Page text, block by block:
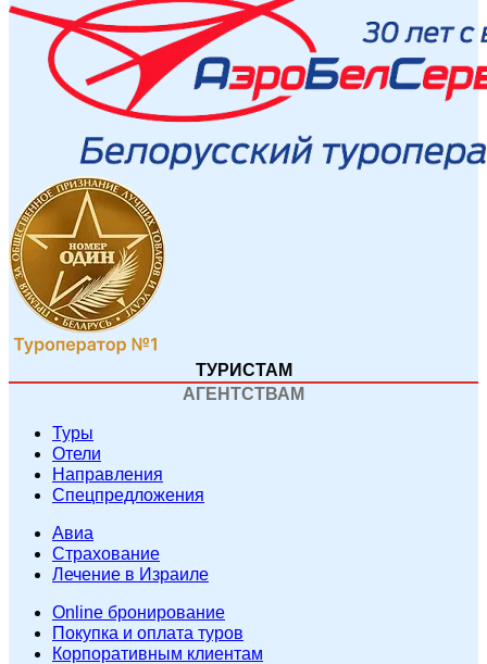
ТУРИСТАМ
АГЕНТСТВАМ
Туры
Отели
Направления
Спецпредложения
Авиа
Страхование
Лечение в Израиле
Online бронирование
Покупка и оплата туров
Корпоративным клиентам